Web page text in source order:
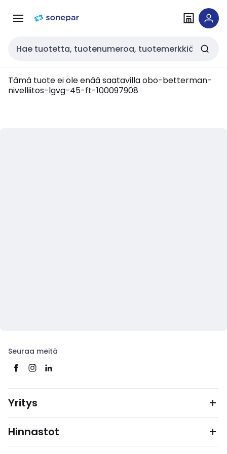
navigointiinsisältöön
Haku
Tämä tuote ei ole enää saatavillaobo-betterman-
nivelliitos-lgvg-45-ft-100097908
Seuraa meitä
Yritys
Hinnastot